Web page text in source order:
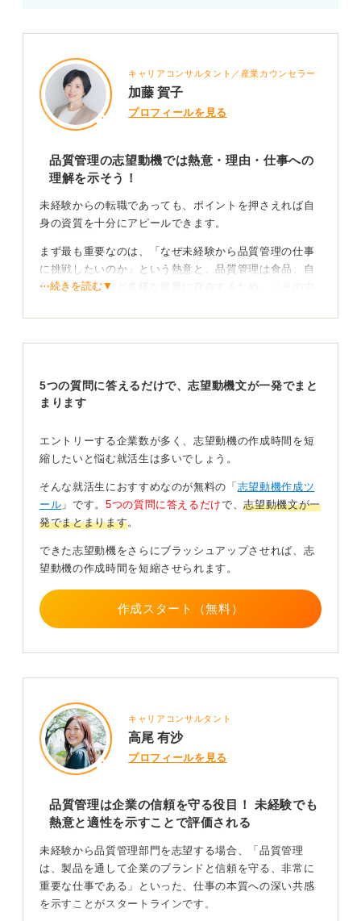
キャリアコンサルタント／産業カウンセラー
加藤 賀子
プロフィールを見る
品質管理の志望動機では熱意・理由・仕事への
理解を示そう！
未経験からの転職であっても、ポイントを押さえれば自
身の資質を十分にアピールできます。
まず最も重要なのは、「なぜ未経験から品質管理の仕事
に挑戦したいのか」という熱意と、品質管理は食品、自
動車、医薬品など多様な業界に存在するため、「その中
点を明確にすることです。
この仕事は、単に完成品をチェックするだけでなく、生
発生時には改善策を立案したりと、製品の質を根本から
支える重要な役割を担います。
企業が求めている力をと合致した自分の強みをアピ
ールすることが大切
そこで、志望動機では、こうした品質管理の業務で求め
られる能力、たとえば、細かい点に気づく注意力、デー
タを分析する力、問題点を粘り強く改善する姿勢、現場
と調整するためのコミュニケーション能力などと、自身
がこれまでの経験で培ってきた強みを具体的に結びつけ
「私には〇〇という強みがあり、それは品質管理の△△
うロジックで伝えることで、単なる憧れではなく、即戦
力として貢献できる可能性を採用担当者に感じてもらう
ことができます。
業界や企業、あるいは募集されているポジションによっ
と仕事内容をしっかりと結びつけて伝えることが、採用
を勝ち取る鍵となるでしょう。
0
⋯続きを読む▼
5つの質問に答えるだけで、志望動機文が一発でまと
まります
エントリーする企業数が多く、志望動機の作成時間を短
縮したいと悩む就活生は多いでしょう。
そんな就活生におすすめなのが無料の「 志望動機作成ツ
ール 」です。 5つの質問に答えるだけで、志望動機文が一
発でまとまります。
できた志望動機をさらにブラッシュアップさせれば、志
望動機の作成時間を短縮させられます。
作成スタート（無料）
キャリアコンサルタント
高尾 有沙
プロフィールを見る
品質管理は企業の信頼を守る役目！ 未経験でも
熱意と適性を示すことで評価される
未経験から品質管理部門を志望する場合、「品質管理
は、製品を通して企業のブランドと信頼を守る、非常に
重要な仕事である」といった、仕事の本質への深い共感
を示すことがスタートラインです。